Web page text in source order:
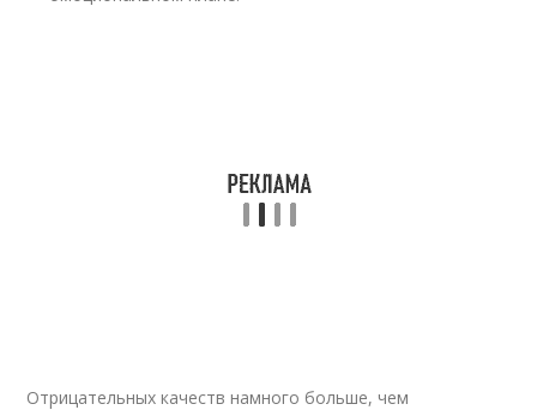
Отрицательных качеств намного больше, чем